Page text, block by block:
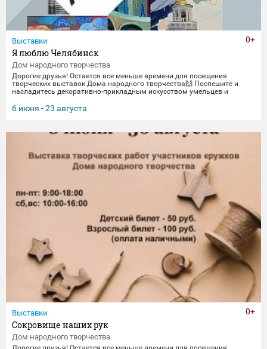
Выставки
Я люблю Челябинск
Дом народного творчества
Дорогие друзья! Остается все меньше времени для посещения
творческих выставок Дома народного творчества🙌 Поспешите и
насладитесь декоративно-прикладным искусством умельцев и
посвящена 290-летнему юбилею Челябинска. Работы выполнены
студентами кафедры декоративно-прикладного искусства ЧГИК.
6 июня - 23 августа
0+
Выставки
Сокровище наших рук
Дом народного творчества
0+